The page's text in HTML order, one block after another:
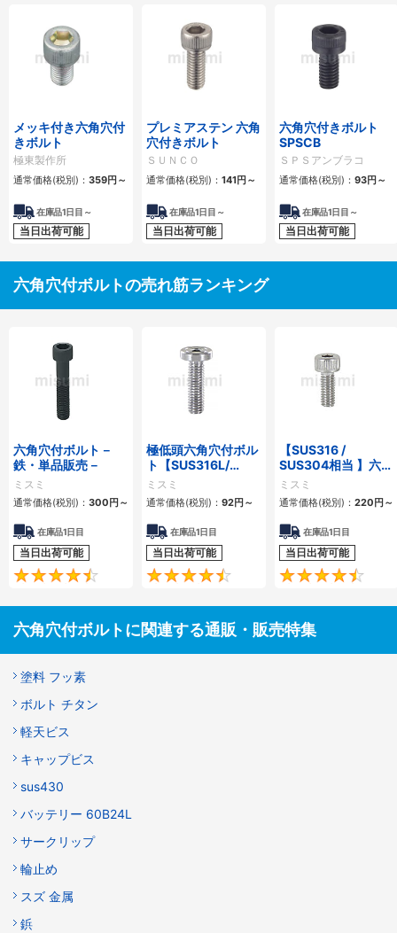
メッキ付き六角穴付
きボルト
極東製作所
通常価格(税別)： 359円 ～
在庫品1日目～
当日出荷可能
プレミアステン 六角
穴付きボルト
ＳＵＮＣＯ
通常価格(税別)： 141円 ～
在庫品1日目～
当日出荷可能
六角穴付きボルト
SPSCB
ＳＰＳアンブラコ
通常価格(税別)： 93円 ～
在庫品1日目～
当日出荷可能
六角穴付ボルトの売れ筋ランキング
六角穴付ボルト－
鉄・単品販売－
ミスミ
通常価格(税別)： 300 円 ～
在庫品1日目
当日出荷可能
4.5
極低頭六角穴付ボル
ト【SUS316L/
SUSXM7/
SCM435】
ミスミ
通常価格(税別)： 92円 ～
在庫品1日目
当日出荷可能
4.7
【SUS316 /
SUS304相当 】六角
穴付ボルト ステンレ
ス
ミスミ
通常価格(税別)： 220 円 ～
在庫品1日目
当日出荷可能
六角穴付ボルトに関連する通販・販売特集
塗料 フッ素
ボルト チタン
軽天ビス
キャップビス
sus430
バッテリー 60B24L
サークリップ
輪止め
スズ 金属
鋲